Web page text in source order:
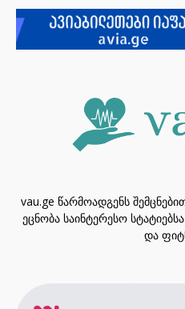
vau.ge წარმოადგენს
ეცნობა საინტერესო
და